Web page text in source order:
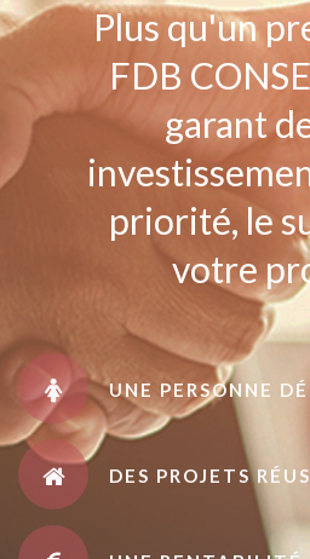
Plus qu'un
FDB
garant
priorité, le
votre
UNE PERSONNE
DES PROJETS